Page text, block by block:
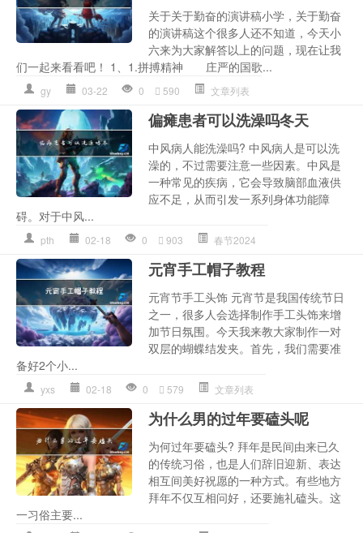
关于关于勤奋的演讲稿小学，关于勤奋
的演讲稿这个很多人还不知道，今天小
六来为大家解答以上的问题，现在让我
们一起来看看吧！ 1、1.拼搏精神 庄严的国歌...
gy 03-22 0 590 文章列表
偏瘫患者可以洗澡吗冬天
中风病人能洗澡吗? 中风病人是可以洗
澡的，不过需要注意一些因素。中风是
一种常见的疾病，它会导致脑部血液供
应不足，从而引发一系列身体功能障
碍。对于中风...
pth 02-18 0 903 春节2024
元宵手工帽子教程
元宵节手工头饰 元宵节是我国传统节日
之一，很多人会选择制作手工头饰来增
加节日氛围。今天我来教大家制作一对
双层的蝴蝶结发夹。首先，我们需要准
备好2个小...
yxs 02-18 0 579 文章列表
为什么男的过年要磕头呢
为何过年要磕头? 拜年是民间由来已久
的传统习俗，也是人们辞旧迎新、表达
相互间美好祝愿的一种方式。有些地方
拜年不仅互相问好，还要施礼磕头。这
一习俗主要...